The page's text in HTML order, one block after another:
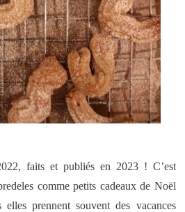
faits et publiés en 2023 ! C’est
comme petits cadeaux de Noël
prennent souvent des vacances